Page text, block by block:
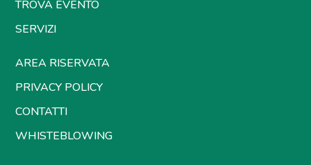
TROVA EVENTO
SERVIZI
AREA RISERVATA
PRIVACY POLICY
CONTATTI
WHISTEBLOWING